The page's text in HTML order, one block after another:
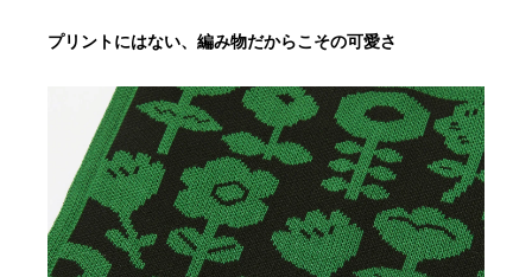
プリントにはない、編み物だからこその可愛さ